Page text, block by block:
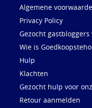
Algemene
Privacy Policy
Gezocht
Wie is
Hulp
Klachten
Gezocht hulp voor
Retour aanmelden